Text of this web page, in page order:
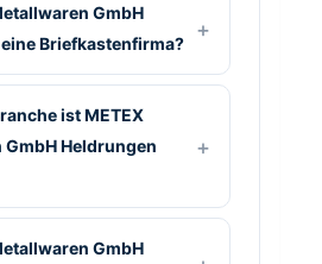
GmbH
Briefkastenfirma?
ist METEX
Heldrungen
GmbH